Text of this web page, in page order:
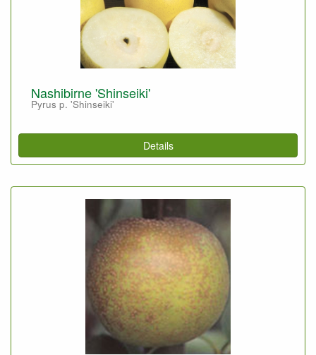
Nashibirne 'Shinseiki'
Pyrus p. 'Shinseiki'
Details